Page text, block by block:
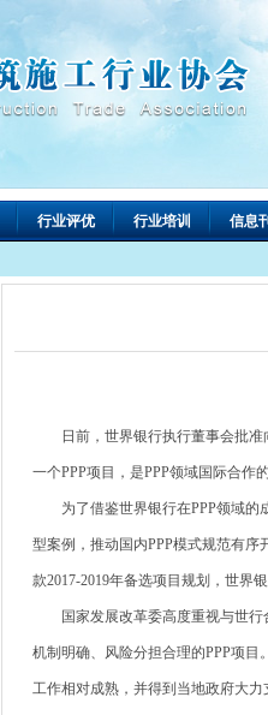
行业评优 行业培训 信息
日前，世界银行执行董事会批准向
一个PPP项目，是PPP领域国际合作
为了借鉴世界银行在PPP领域的成
型案例，推动国内PPP模式规范有
款2017-2019年备选项目规划，世界
国家发展改革委高度重视与世行
机制明确、风险分担合理的PPP项
工作相对成熟，并得到当地政府大